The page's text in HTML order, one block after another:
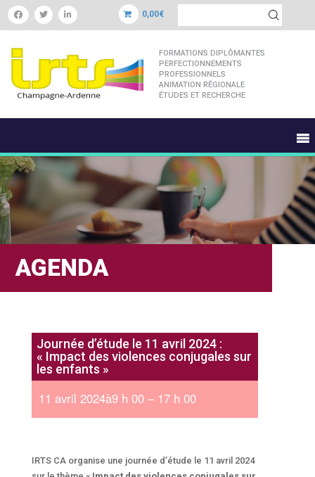
0,00€
FORMATIONS DIPLÔMANTES
PERFECTIONNEMENTS
PROFESSIONNELS
ANIMATION RÉGIONALE
ÉTUDES ET RECHERCHE
AGENDA
Journée d’étude le 11 avril 2024 :
« Impact des violences conjugales sur
les enfants »
11 avril 2024à9 h 00 – 17 h 00
IRTS CA organise une journée d’étude le 11 avril 2024